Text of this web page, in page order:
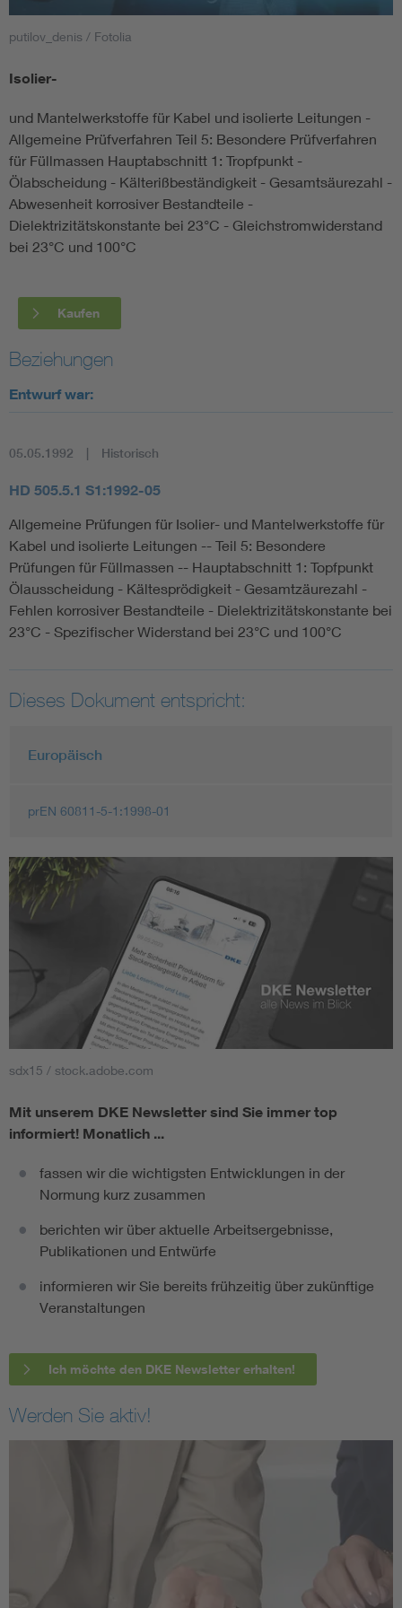
Smart Cities
DKE Fachinformationen im Kontext der Normung
Blitzschutz: DIN EN 62305 in der Übersicht
Circular Economy für mehr Ressourceneffizienz
Cybersecurity in der Industrieautomatisierung
putilov_denis / Fotolia
Isolier-
und Mantelwerkstoffe für Kabel und isolierte Leitungen -
Allgemeine Prüfverfahren Teil 5: Besondere Prüfverfahren
für Füllmassen Hauptabschnitt 1: Tropfpunkt -
Ölabscheidung - Kälterißbeständigkeit - Gesamtsäurezahl -
Abwesenheit korrosiver Bestandteile -
Dielektrizitätskonstante bei 23°C - Gleichstromwiderstand
bei 23°C und 100°C
Kaufen
Beziehungen
Entwurf war:
05.05.1992 Historisch
HD 505.5.1 S1:1992-05
Allgemeine Prüfungen für Isolier- und Mantelwerkstoffe für
Kabel und isolierte Leitungen -- Teil 5: Besondere
Prüfungen für Füllmassen -- Hauptabschnitt 1: Topfpunkt
Ölausscheidung - Kältesprödigkeit - Gesamtzäurezahl -
Fehlen korrosiver Bestandteile - Dielektrizitätskonstante bei
23°C - Spezifischer Widerstand bei 23°C und 100°C
Dieses Dokument entspricht:
Europäisch
prEN 60811-5-1:1998-01
sdx15 / stock.adobe.com
Mit unserem DKE Newsletter sind Sie immer top
informiert! Monatlich ...
fassen wir die wichtigsten Entwicklungen in der
Normung kurz zusammen
berichten wir über aktuelle Arbeitsergebnisse,
Publikationen und Entwürfe
informieren wir Sie bereits frühzeitig über zukünftige
Veranstaltungen
Ich möchte den DKE Newsletter erhalten!
Werden Sie aktiv!